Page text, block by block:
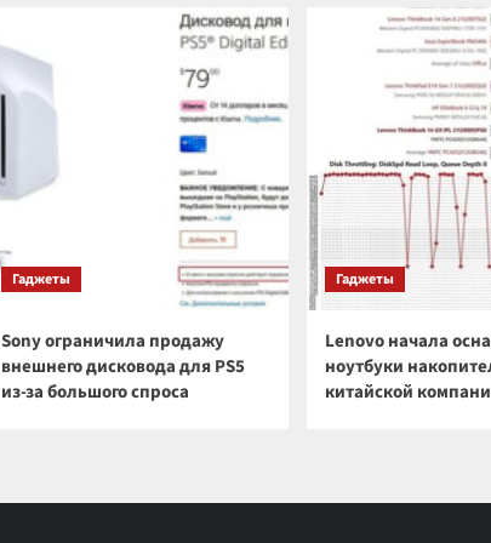
Гаджеты
Sony ограничила продажу
внешнего дисковода для PS5
из-за большого спроса
Гаджеты
Lenovo начала
ноутбуки
китайской